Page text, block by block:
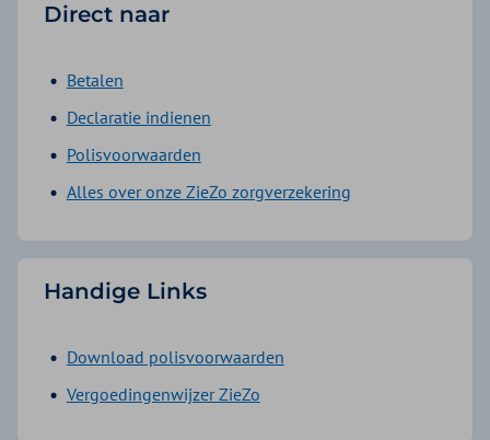
Direct naar
Betalen
Declaratie indienen
Polisvoorwaarden
Alles over onze ZieZo zorgverzekering
Handige Links
Download polisvoorwaarden
Vergoedingenwijzer ZieZo